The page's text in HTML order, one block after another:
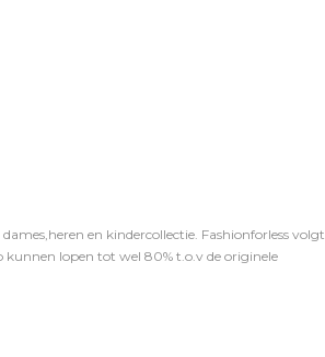
en kindercollectie. Fashionforless volgt
kunnen lopen tot wel 80% t.o.v de originele